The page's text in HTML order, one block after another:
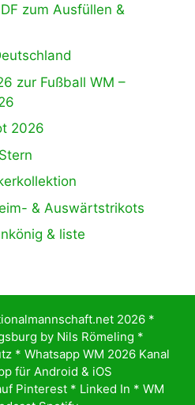
zum Ausfüllen &
zur Fußball WM –
2026
& Auswärtstrikots
& liste
2026 *
by Nils Römeling *
* Whatsapp WM 2026 Kanal
für Android & iOS
Pinterest * Linked In * WM